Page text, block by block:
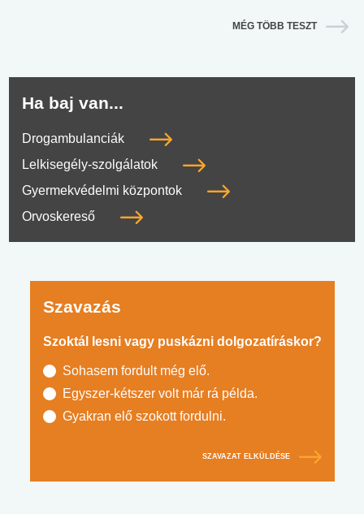
MÉG TÖBB TESZT
Ha baj van...
Drogambulanciák
Lelkisegély-szolgálatok
Gyermekvédelmi központok
Orvoskereső
Szavazás
Szoktál lesni vagy puskázni dolgozatíráskor?
Sohasem fordult még elő.
Egyszer-kétszer volt már rá példa.
Gyakran elő szokott fordulni.
SZAVAZAT ELKÜLDÉSE